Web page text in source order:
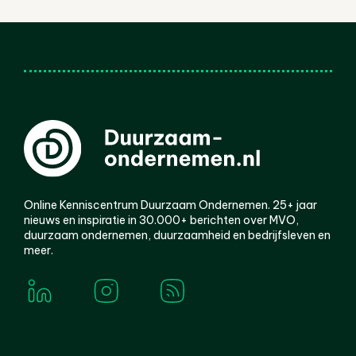
Online Kenniscentrum Duurzaam Ondernemen. 25+ jaar
nieuws en inspiratie in 30.000+ berichten over MVO,
duurzaam ondernemen, duurzaamheid en bedrijfsleven en
meer.